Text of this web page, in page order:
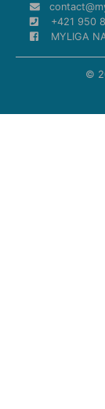
+421 950
MYLIGA
©